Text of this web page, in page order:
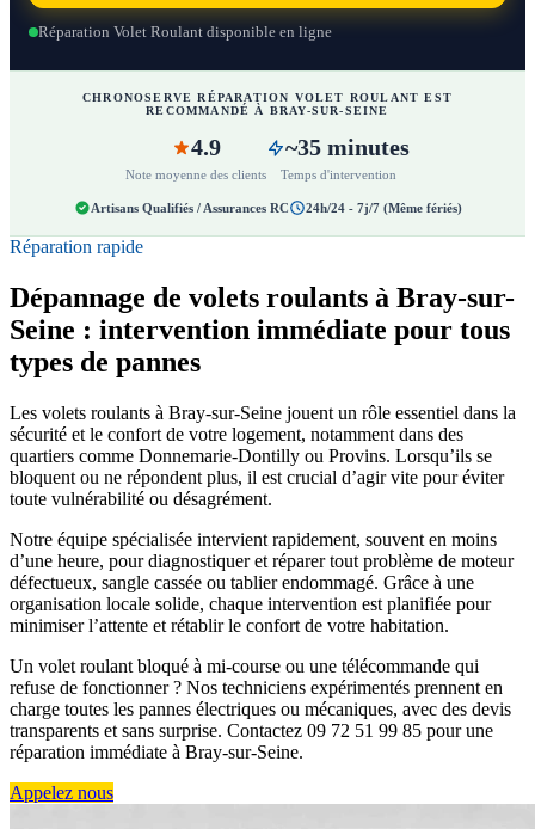
Réparation Volet Roulant disponible en ligne
CHRONOSERVE RÉPARATION VOLET ROULANT EST
RECOMMANDÉ À BRAY-SUR-SEINE
4.9
Note moyenne des clients
~35 minutes
Temps d'intervention
Artisans Qualifiés / Assurances RC 24h/24 - 7j/7 (Même fériés)
Réparation rapide
Dépannage de volets roulants à Bray-sur-
Seine : intervention immédiate pour tous
types de pannes
Les volets roulants à Bray-sur-Seine jouent un rôle essentiel dans la
sécurité et le confort de votre logement, notamment dans des
quartiers comme Donnemarie-Dontilly ou Provins. Lorsqu’ils se
bloquent ou ne répondent plus, il est crucial d’agir vite pour éviter
toute vulnérabilité ou désagrément.
Notre équipe spécialisée intervient rapidement, souvent en moins
d’une heure, pour diagnostiquer et réparer tout problème de moteur
défectueux, sangle cassée ou tablier endommagé. Grâce à une
organisation locale solide, chaque intervention est planifiée pour
minimiser l’attente et rétablir le confort de votre habitation.
Un volet roulant bloqué à mi-course ou une télécommande qui
refuse de fonctionner ? Nos techniciens expérimentés prennent en
charge toutes les pannes électriques ou mécaniques, avec des devis
transparents et sans surprise. Contactez 09 72 51 99 85 pour une
réparation immédiate à Bray-sur-Seine.
Appelez nous